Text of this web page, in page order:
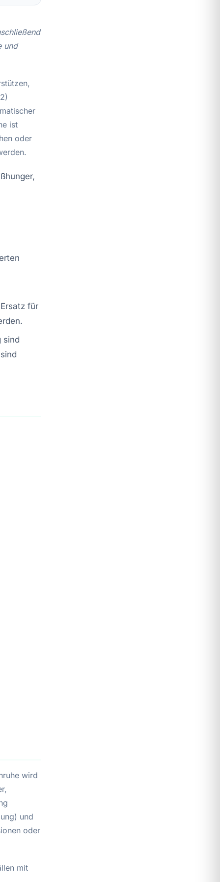
und
ist
oder
für
sind
wird
und
oder
mit